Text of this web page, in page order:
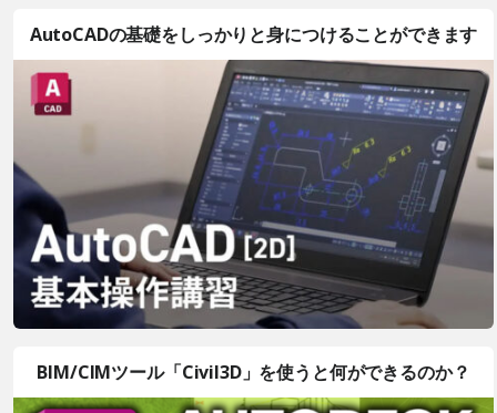
AutoCADの基礎をしっかりと身につけることができます
BIM/CIMツール「Civil3D」を使うと何ができるのか？